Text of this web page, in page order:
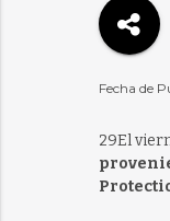
Fecha de
29El